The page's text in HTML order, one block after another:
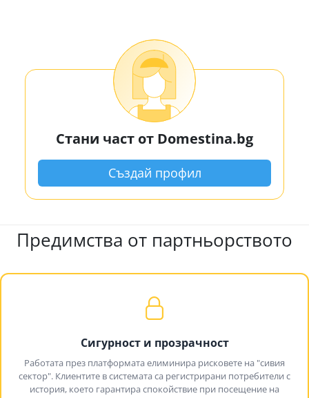
Стани част от Domestina.bg
Създай профил
Предимства от партньорството
Сигурност и прозрачност
Работата през платформата елиминира рисковете на "сивия
сектор". Клиентите в системата са регистрирани потребители с
история, което гарантира спокойствие при посещение на